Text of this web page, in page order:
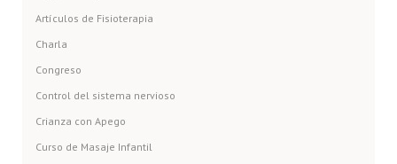
Artículos de Fisioterapia
Charla
Congreso
Control del sistema nervioso
Crianza con Apego
Curso de Masaje Infantil